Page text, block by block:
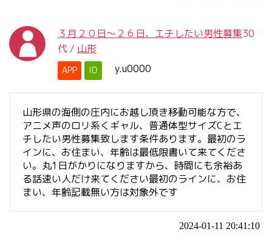
３月２０日～２６日、エチしたい男性募集30
代 / 山形
APP ID y.u0000
山形県の海側の庄内にお越し頂き移動可能な方で、
アニメ声のロリ系くギャル、普通体型サイズCとエ
チしたい男性募集致します条件あります。最初のラ
インに、お住まい、年齢は最低限書いて来てくださ
い。丸1日がかりになりますから、時間にも余裕あ
る話速い人だけ来てください最初のラインに、お住
まい、年齢記載無い方は対象外です
2024-01-11 20:41:10